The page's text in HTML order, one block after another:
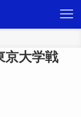
京大学戦